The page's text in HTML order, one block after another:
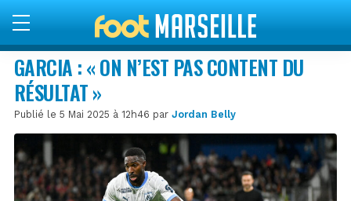
GARCIA : « ON N’EST PAS CONTENT DU
RÉSULTAT »
Publié le 5 Mai 2025 à 12h46 par Jordan Belly